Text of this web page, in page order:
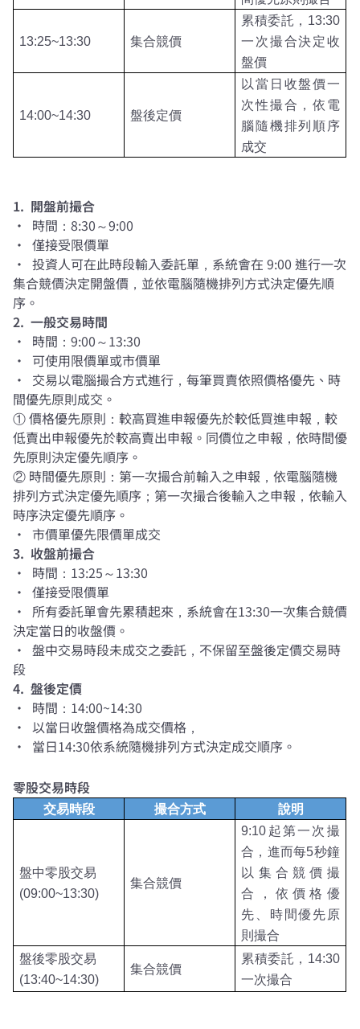
13:25~13:30 集合競價
累積委託， 13:30
一次撮合決定收
盤價
14:00~14:30 盤後定價
以當日收盤價一
次性撮合，依電
腦隨機排列順序
成交
1. 開盤前撮合
• 時間：8:30～9:00
• 僅接受限價單
• 投資人可在此時段輸入委託單，系統會在 9:00 進行一次
集合競價決定開盤價，並依電腦隨機排列方式決定優先順
序。
2. 一般交易時間
• 時間：9:00～13:30
• 可使用限價單或市價單
• 交易以電腦撮合方式進行，每筆買賣依照價格優先、時
間優先原則成交。
① 價格優先原則：較高買進申報優先於較低買進申報，較
低賣出申報優先於較高賣出申報。同價位之申報，依時間優
先原則決定優先順序。
② 時間優先原則：第一次撮合前輸入之申報，依電腦隨機
排列方式決定優先順序；第一次撮合後輸入之申報，依輸入
時序決定優先順序。
• 市價單優先限價單成交
3. 收盤前撮合
• 時間：13:25～13:30
• 僅接受限價單
• 所有委託單會先累積起來，系統會在13:30一次集合競價
決定當日的收盤價。
• 盤中交易時段未成交之委託，不保留至盤後定價交易時
段
4. 盤後定價
• 時間：14:00~14:30
• 以當日收盤價格為成交價格，
• 當日14:30依系統隨機排列方式決定成交順序。
零股交易時段
交易時段 撮合方式 說明
盤中零股交易
(09:00~13:30)
集合競價
9:10 起第一次撮
合，進而每5秒鐘
以集合競價撮
合，依價格優
先、時間優先原
則撮合
盤後零股交易
(13:40~14:30)
集合競價
累積委託， 14:30
一次撮合